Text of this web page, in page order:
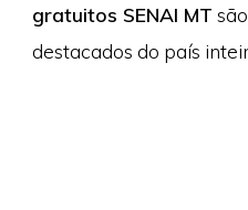
gratuitos SENAI MT
destacados do país